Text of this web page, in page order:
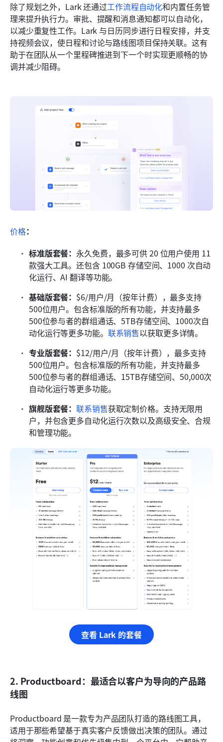
除了规划之外，Lark 还通过工作流程自动化和内置任务管
理来提升执行力。审批、提醒和消息通知都可以自动化，
以减少重复性工作。Lark 与日历同步进行日程安排，并支
持视频会议，使日程和讨论与路线图项目保持关联。这有
助于在团队从一个里程碑推进到下一个时实现更顺畅的协
调并减少阻碍。
价格：
标准版套餐： 永久免费，最多可供 20 位用户使用 11
款强大工具。还包含 100GB 存储空间、1000 次自动
化运行、AI 翻译等功能。
基础版套餐： $6/用户/月（按年计费），最多支持
500位用户。包含标准版的所有功能，并支持最多
500位参与者的群组通话、5TB存储空间、1000次自
动化运行等更多功能。 联系销售以获取更多详情。
专业版套餐： $12/用户/月（按年计费），最多支持
500位用户。包含标准版的所有功能，并支持最多
500位参与者的群组通话、15TB存储空间、50,000次
自动化运行等更多功能。
旗舰版套餐：联系销售获取定制价格。支持无限用
户，并包含更多自动化运行次数以及高级安全、合规
和管理功能。
查看 Lark 的套餐
2. Productboard：最适合以客户为导向的产品路
线图
Productboard 是一款专为产品团队打造的路线图工具，
适用于那些希望基于真实客户反馈做出决策的团队。通过